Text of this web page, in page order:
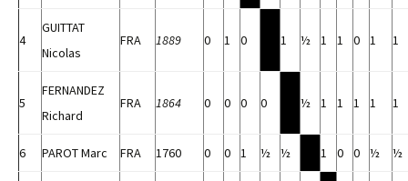
4
GUITTAT
Nicolas
FRA 1889 0 1 0 1 ½ 1 1 0 1 1
5
FERNANDEZ
Richard
FRA 1864 0 0 0 0 ½ 1 1 1 1 1
6 PAROT Marc FRA 1760 0 0 1 ½ ½ 1 0 0 ½ ½